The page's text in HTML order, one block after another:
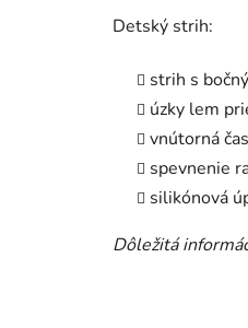
Detský strih:
strih s
úzky lem
vnútorná
spevnenie
silikónová
Dôležitá